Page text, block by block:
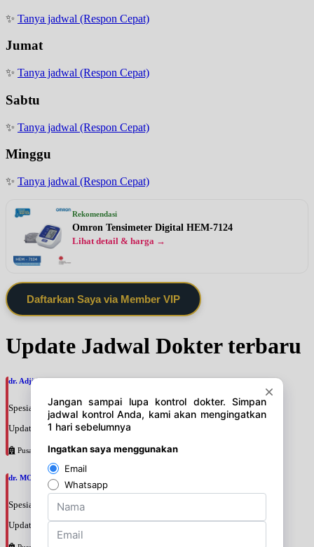
✨ Tanya jadwal (Respon Cepat)
Jumat
✨ Tanya jadwal (Respon Cepat)
Sabtu
✨ Tanya jadwal (Respon Cepat)
Minggu
✨ Tanya jadwal (Respon Cepat)
Rekomendasi
Omron Tensimeter Digital HEM-7124
Lihat detail & harga →
Daftarkan Saya via Member VIP
Update Jadwal Dokter terbaru
dr. Adji Suprajitno, SpPD
Spesialis: Penyakit Dalam
Update terakhir: 2026-08-07 20:37:59
Pusat Pertamina
dr. MOCHAMAD PASHA, SpPD
Spesialis: Penyakit Dalam
Update terakhir: 2026-08-07 20:35:45